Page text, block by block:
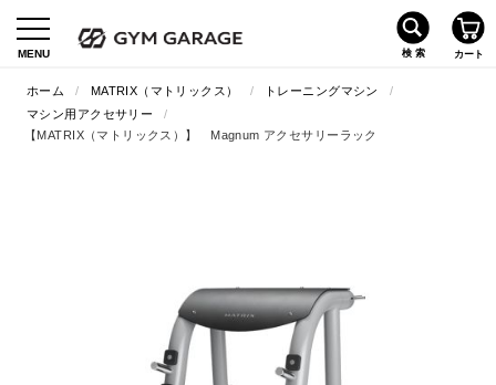
ホーム / MATRIX（マトリックス） / トレーニングマシン
/
マシン用アクセサリー
/
【MATRIX（マトリックス）】 Magnum アクセサリーラック